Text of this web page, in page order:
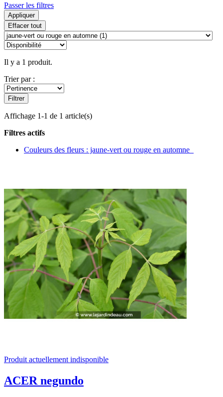
Passer les filtres
Appliquer
Effacer tout
Il y a 1 produit.
Trier par :
Filtrer
Affichage 1-1 de 1 article(s)
Filtres actifs
Couleurs des fleurs : jaune-vert ou rouge en automne
Produit actuellement indisponible
ACER negundo